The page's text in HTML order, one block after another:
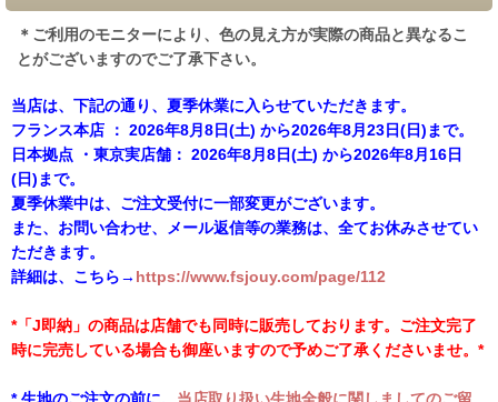
＊ご利用のモニターにより、色の見え方が実際の商品と異なるこ
とがございますのでご了承下さい。
当店は、下記の通り、夏季休業に入らせていただきます。
フランス本店 ： 2026年8月8日(土) から2026年8月23日(日)まで。
日本拠点 ・東京実店舗： 2026年8月8日(土) から2026年8月16日
(日)まで。
夏季休業中は、ご注文受付に一部変更がございます。
また、お問い合わせ、メール返信等の業務は、全てお休みさせてい
ただきます。
詳細は、こちら→ https://www.fsjouy.com/page/112
*「J即納」の商品は店舗でも同時に販売しております。ご注文完了
時に完売している場合も御座いますので予めご了承くださいませ。*